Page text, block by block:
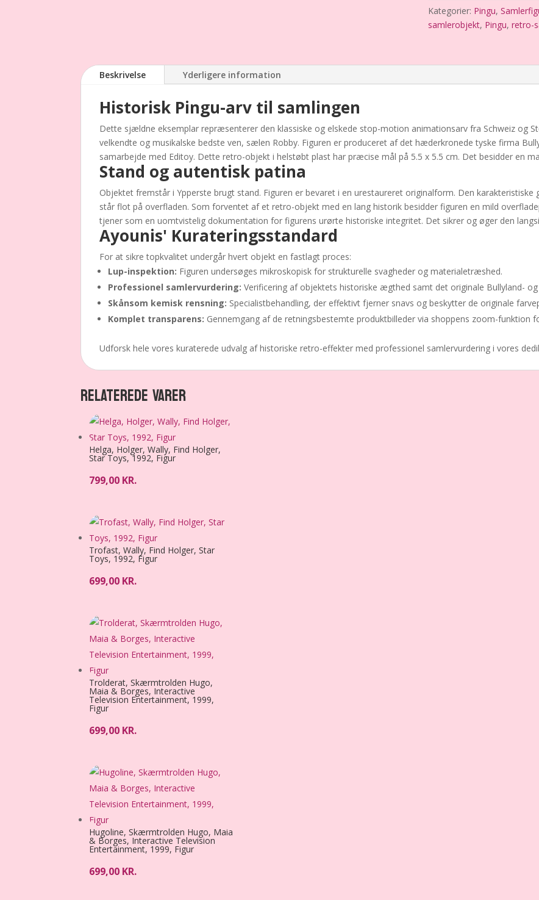
Bullyland
/
brugt
Kategorier: Pingu,
samlerobjekt, Pingu, retro-
Beskrivelse Yderligere information
Historisk Pingu-arv til samlingen
Dette sjældne eksemplar repræsenterer den klassiske og elskede stop-motion animationsarv fra Schweiz og
velkendte og musikalske bedste ven, sælen Robby. Figuren er produceret af det hæderkronede tyske firma
samarbejde med Editoy. Dette retro-objekt i helstøbt plast har præcise mål på 5.5 x 5.5 cm. Det besidder en
Stand og autentisk patina
Objektet fremstår i Ypperste brugt stand. Figuren er bevaret i en urestaureret originalform. Den
står flot på overfladen. Som forventet af et retro-objekt med en lang historik besidder figuren en mild
tjener som en uomtvistelig dokumentation for figurens urørte historiske integritet. Det sikrer og øger den
Ayounis' Kurateringsstandard
For at sikre topkvalitet undergår hvert objekt en fastlagt proces:
Lup-inspektion: Figuren undersøges mikroskopisk for strukturelle svagheder og materialetræshed.
Professionel samlervurdering: Verificering af objektets historiske ægthed samt det originale Bullyland-
Skånsom kemisk rensning: Specialistbehandling, der effektivt fjerner snavs og beskytter de originale
Komplet transparens: Gennemgang af de retningsbestemte produktbilleder via shoppens zoom-funktion
Udforsk hele vores kuraterede udvalg af historiske retro-effekter med professionel samlervurdering i vores
RELATEREDE VARER
Helga, Holger, Wally, Find Holger,
Star Toys, 1992, Figur
799,00 KR.
Trofast, Wally, Find Holger, Star
Toys, 1992, Figur
699,00 KR.
Trolderat, Skærmtrolden Hugo,
Maia & Borges, Interactive
Television Entertainment, 1999,
Figur
699,00 KR.
Hugoline, Skærmtrolden Hugo, Maia
& Borges, Interactive Television
Entertainment, 1999, Figur
699,00 KR.